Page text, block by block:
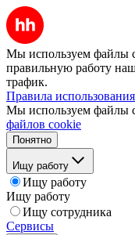
Мы используем файлы
правильную работу
трафик.
Правила
Мы используем файлы
файлов cookie
Понятно
Ищу работу
Ищу работу
Ищу работу
Ищу сотрудника
Сервисы